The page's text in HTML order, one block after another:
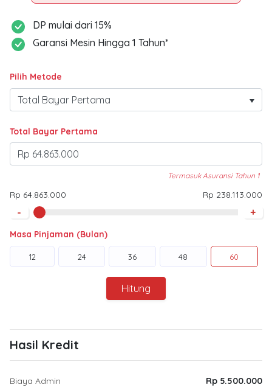
DP mulai dari 15%
Garansi Mesin Hingga 1 Tahun*
Pilih Metode
Total Bayar Pertama
Termasuk Asuransi Tahun 1
Rp 64.863.000 Rp 238.113.000
- +
Masa Pinjaman (Bulan)
12 24 36 48 60
Hitung
Hasil Kredit
Biaya Admin
Rp 5.500.000